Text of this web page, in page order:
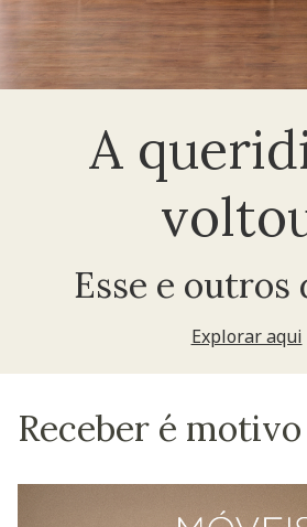
A
Esse e outros
Explorar aqui
Receber é